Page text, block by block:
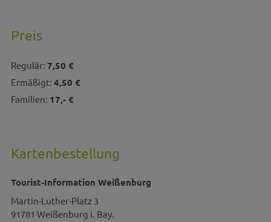
Preis
Regulär: 7,50 €
Ermäßigt: 4,50 €
Familien: 17,- €
Kartenbestellung
Tourist-Information Weißenburg
Martin-Luther-Platz 3
91781 Weißenburg i. Bay.